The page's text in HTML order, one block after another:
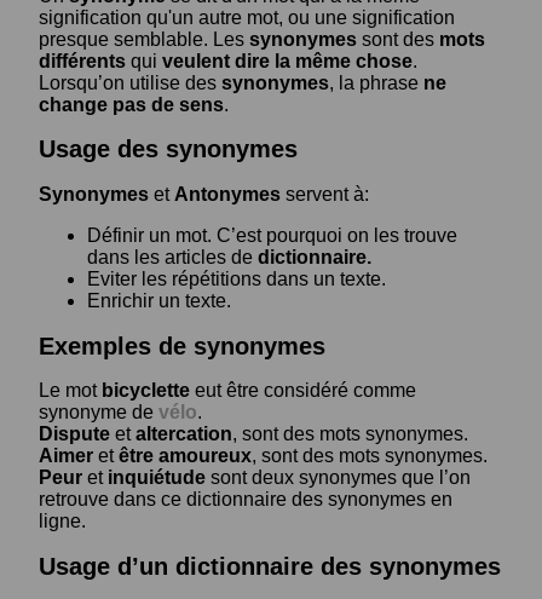
signification qu'un autre mot, ou une signification
presque semblable. Les synonymes sont des mots
différents qui veulent dire la même chose.
Lorsqu’on utilise des synonymes, la phrase ne
change pas de sens.
Usage des synonymes
Synonymes et Antonymes servent à:
Définir un mot. C’est pourquoi on les trouve
dans les articles de dictionnaire.
Eviter les répétitions dans un texte.
Enrichir un texte.
Exemples de synonymes
Le mot bicyclette eut être considéré comme
synonyme de vélo.
Dispute etaltercation, sont des mots synonymes.
Aimer etêtre amoureux, sont des mots synonymes.
Peur et inquiétude sont deux synonymes que l’on
retrouve dans ce dictionnaire des synonymes en
ligne.
Usage d’un dictionnaire des synonymes